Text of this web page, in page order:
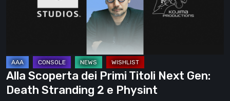
2
e
Physint
Alla Scoperta dei Primi Titoli Next Gen:
Death Stranding 2 e Physint